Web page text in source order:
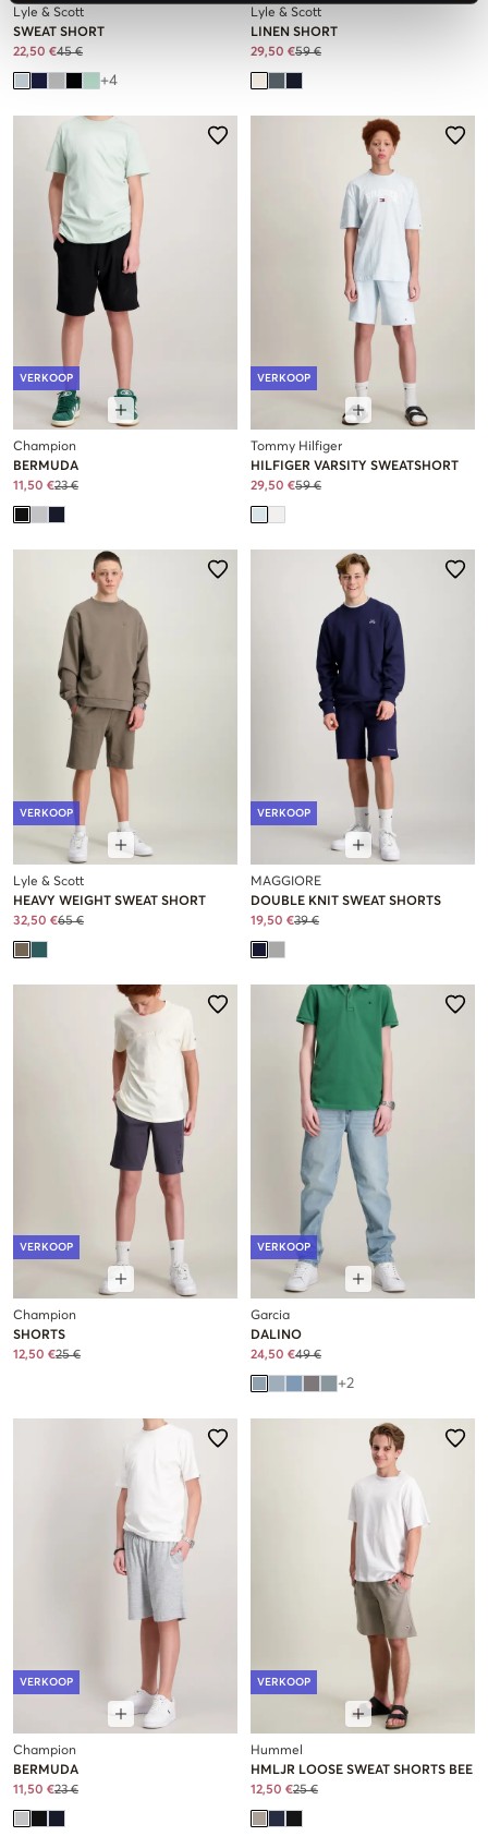
Lyle & Scott
SWEAT SHORT
22,50 €45 €
+4
Lyle & Scott
LINEN SHORT
29,50 €59 €
VERKOOP
Champion
BERMUDA
11,50 €23 €
VERKOOP
Tommy Hilfiger
HILFIGER VARSITY SWEATSHORT
29,50 €59 €
VERKOOP
Lyle & Scott
HEAVY WEIGHT SWEAT SHORT
32,50 €65 €
VERKOOP
MAGGIORE
DOUBLE KNIT SWEAT SHORTS
19,50 €39 €
VERKOOP
Champion
SHORTS
12,50 €25 €
VERKOOP
Garcia
DALINO
24,50 €49 €
+2
VERKOOP
Champion
BERMUDA
11,50 €23 €
VERKOOP
Hummel
HMLJR LOOSE SWEAT SHORTS BEE
12,50 €25 €